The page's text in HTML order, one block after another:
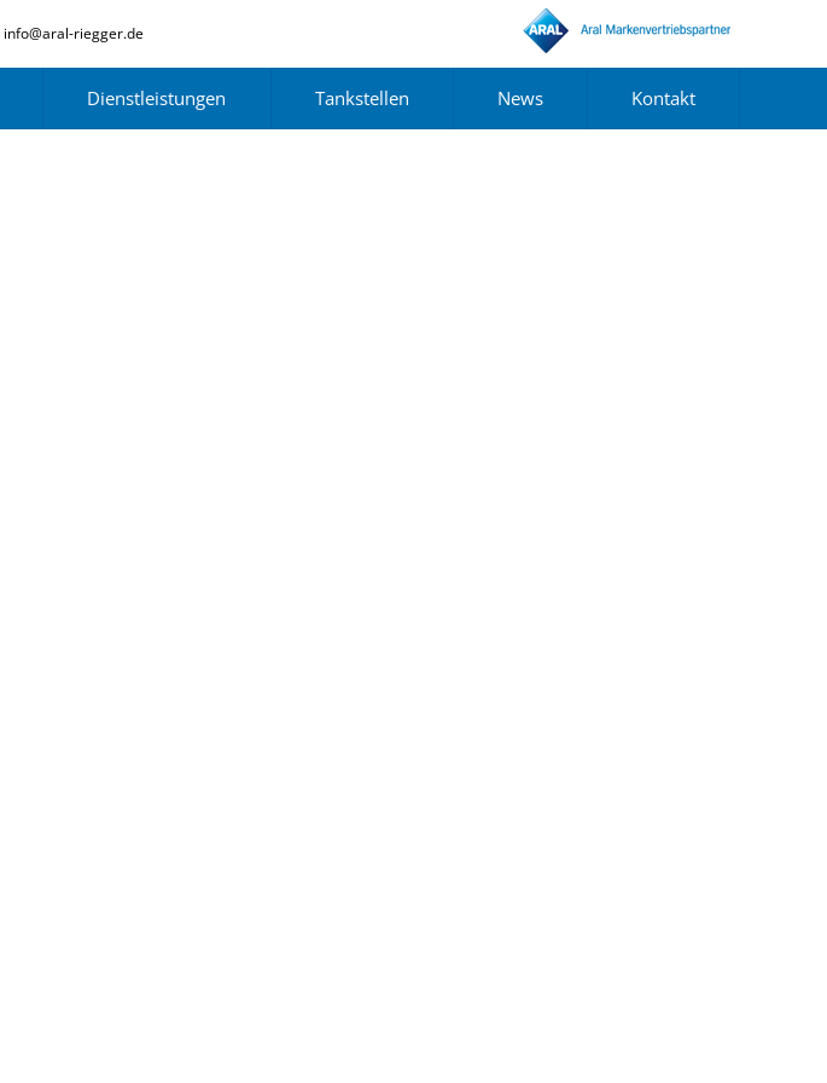
info@aral-riegger.de
Dienstleistungen Tankstellen News Kontakt